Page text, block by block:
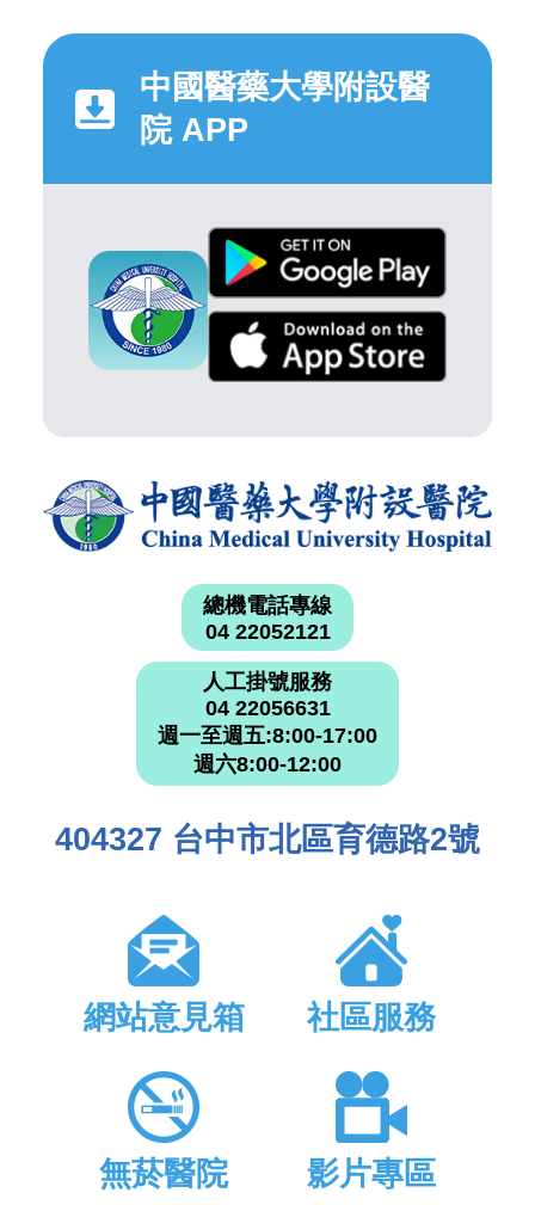
中國醫藥大學附設醫
院 APP
總機電話專線
04 22052121
人工掛號服務
04 22056631
週一至週五:8:00-17:00
週六8:00-12:00
404327 台中市北區育德路2號
網站意見箱 社區服務
無菸醫院 影片專區